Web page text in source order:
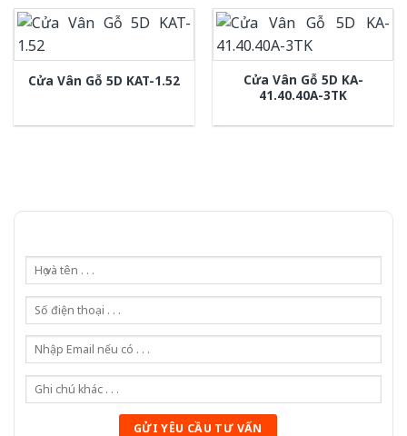
Cửa Vân Gỗ 5D KAT-1.52
Cửa Vân Gỗ 5D KA-
41.40.40A-3TK